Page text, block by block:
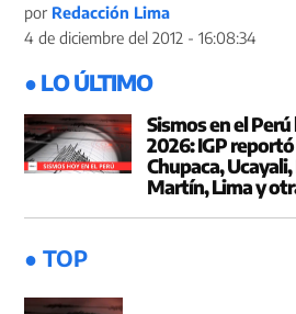
por Redacción Lima
4 de diciembre del 2012 - 16:08:34
● LO ÚLTIMO
Sismos en el
2026: IGP
Chupaca,
Martín, Lima y
● TOP